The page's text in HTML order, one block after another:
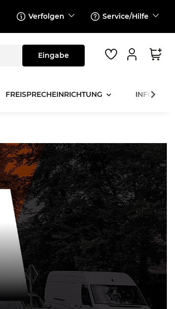
Verfolgen Service/Hilfe
FREISPRECHEINRICHTUNG